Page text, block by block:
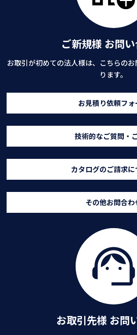
ご新規様 お問
お取引が初めての法人様は、こちらの
ります。
お見積り依頼フォ
技術的なご質問・
カタログのご請求に
その他お問合わ
お取引先様 お問